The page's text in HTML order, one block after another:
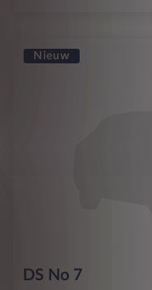
Nieuw
DS No 7